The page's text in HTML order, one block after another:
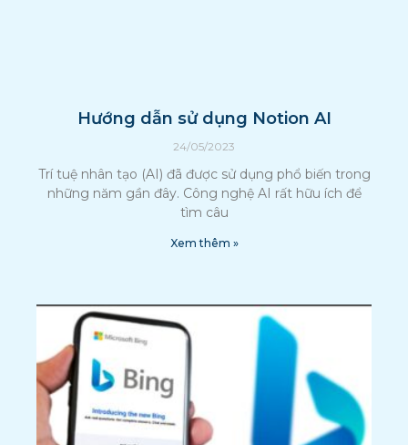
Hướng dẫn sử dụng Notion AI
24/05/2023
Trí tuệ nhân tạo (AI) đã được sử dụng phổ biến trong
những năm gần đây. Công nghệ AI rất hữu ích để
tìm câu
Xem thêm »